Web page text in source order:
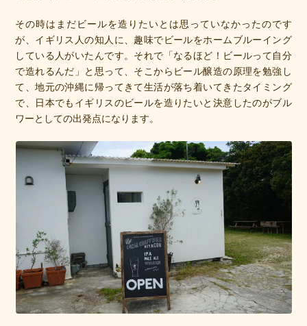
その時はまだビールを造りたいとは思っていなかったのです
が、イギリス人の知人に、趣味でビールをホームブルーイング
している人がいたんです。それで「なるほど！ビールって自分
で造れるんだ」と思って、そこからビール醸造の原理を勉強し
て、地元の沖縄に帰ってきて生活が落ち着いてきたタイミング
で、日本でもイギリスのビールを造りたいと決意したのがブル
ワーとしての出発点になります。